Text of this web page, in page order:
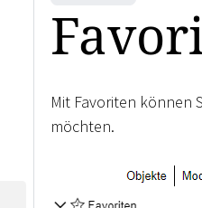
Mit Favoriten können
möchten.